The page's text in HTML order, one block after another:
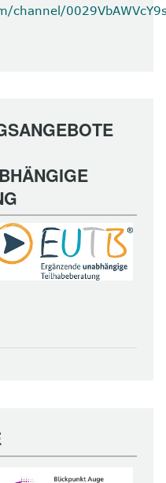
channel/